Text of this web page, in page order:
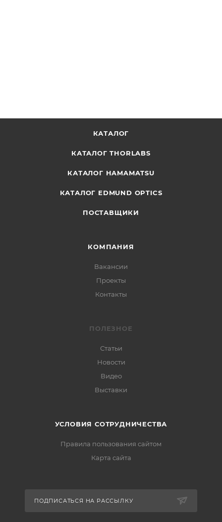
КАТАЛОГ
КАТАЛОГ THORLABS
КАТАЛОГ HAMAMATSU
КАТАЛОГ EDMUND OPTICS
ПОСТАВЩИКИ
КОМПАНИЯ
Вакансии
Проекты
Контакты
ПОЛЕЗНОЕ
Статьи
Новости
Видео
Выставки
УСЛОВИЯ СОТРУДНИЧЕСТВА
Правила пользования сайтом
Карта сайта
ПОДПИСАТЬСЯ НА РАССЫЛКУ